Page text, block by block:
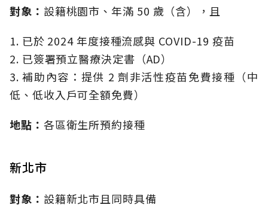
對象： 設籍桃園市、年滿 50 歲（含），且
1. 已於 2024 年度接種流感與 COVID-19 疫苗
2. 已簽署預立醫療決定書（AD）
3. 補助內容：提供 2 劑非活性疫苗免費接種（中
低、低收入戶可全額免費）
地點： 各區衛生所預約接種
新北市
對象： 設籍新北市且同時具備